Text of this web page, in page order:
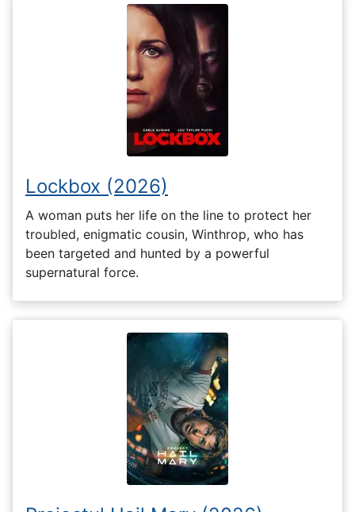
Lockbox (2026)
A woman puts her life on the line to protect her
troubled, enigmatic cousin, Winthrop, who has
been targeted and hunted by a powerful
supernatural force.